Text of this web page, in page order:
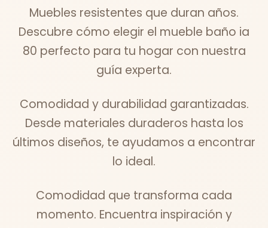
Muebles resistentes que duran años.
Descubre cómo elegir el mueble baño ia
80 perfecto para tu hogar con nuestra
guía experta.
Comodidad y durabilidad garantizadas.
Desde materiales duraderos hasta los
últimos diseños, te ayudamos a encontrar
lo ideal.
Comodidad que transforma cada
momento. Encuentra inspiración y